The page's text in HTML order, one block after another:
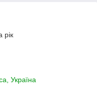
рік
Україна